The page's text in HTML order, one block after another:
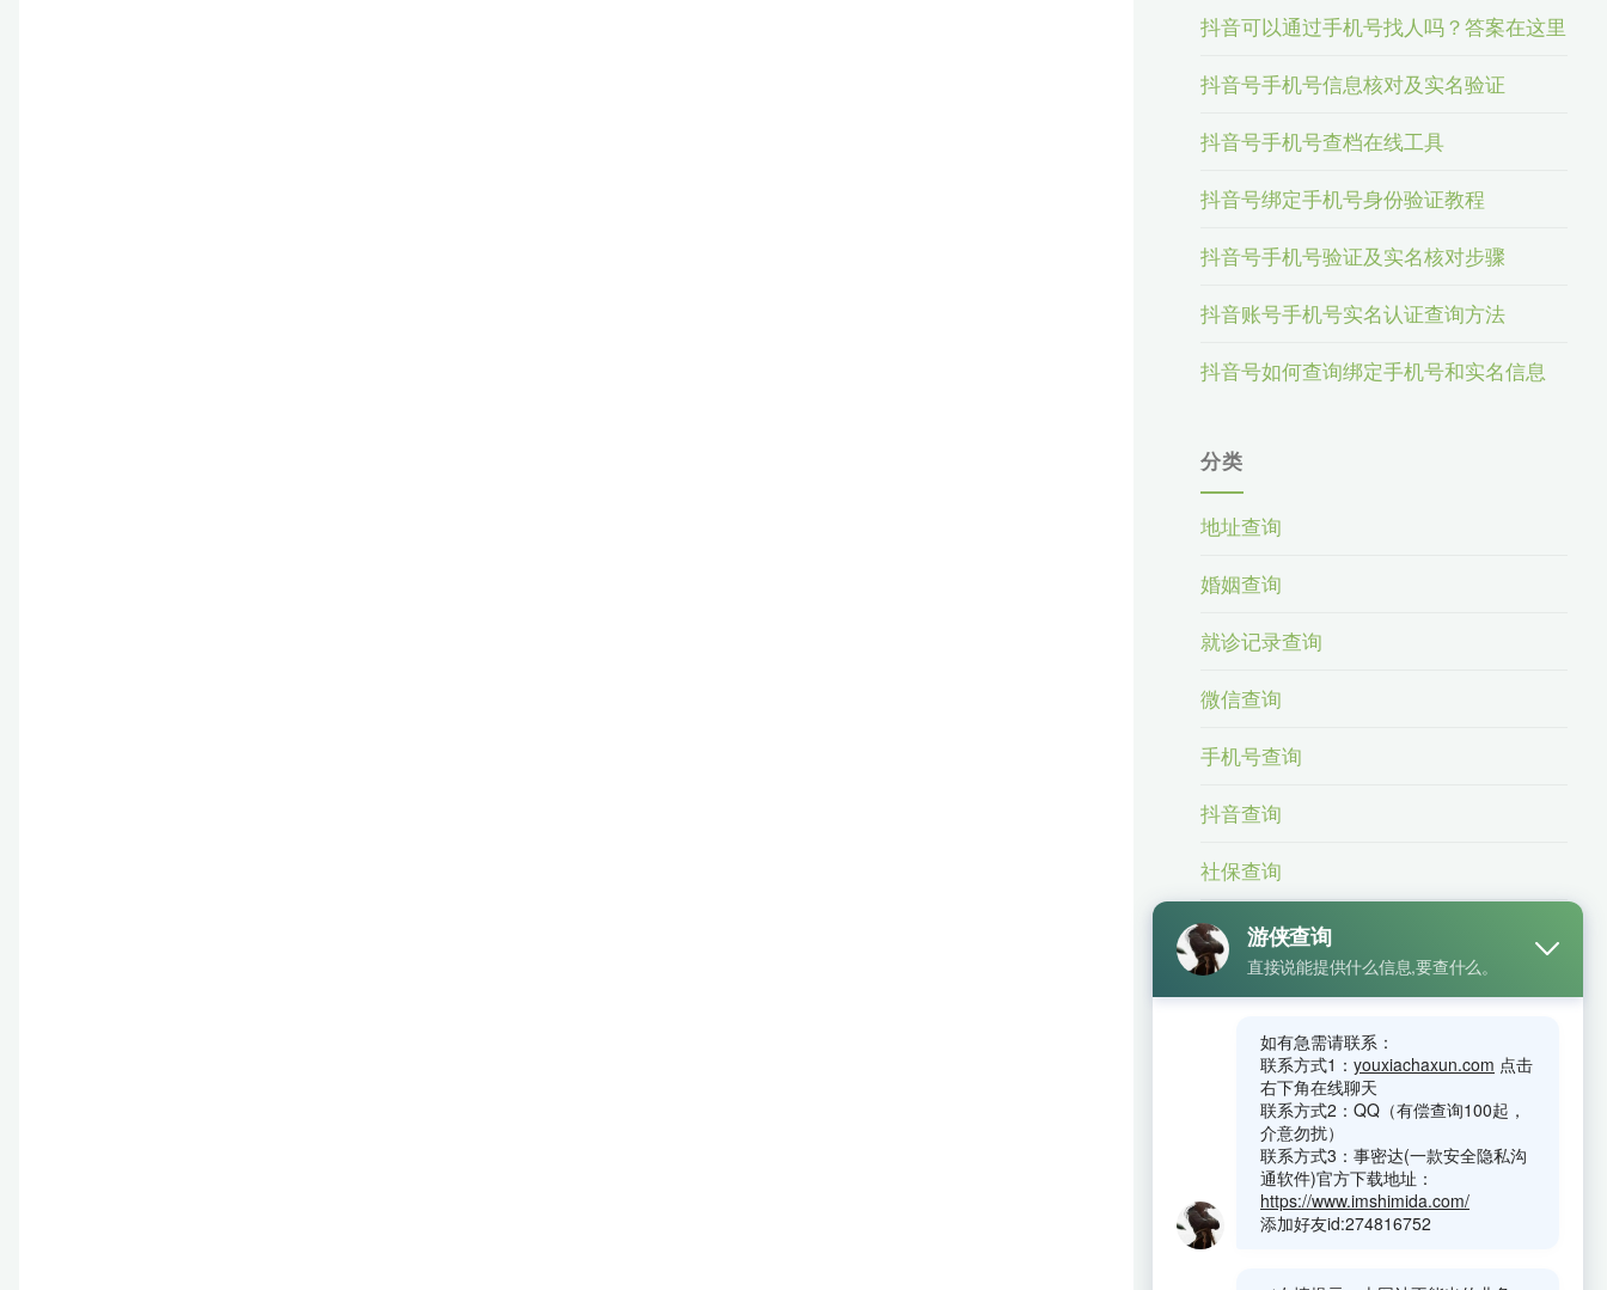
抖音可以通过手机号找人吗？答案在这里
抖音号手机号信息核对及实名验证
抖音号手机号查档在线工具
抖音号绑定手机号身份验证教程
抖音号手机号验证及实名核对步骤
抖音账号手机号实名认证查询方法
抖音号如何查询绑定手机号和实名信息
分类
地址查询
婚姻查询
就诊记录查询
微信查询
手机号查询
抖音查询
社保查询
身份信息查询
车辆查询
银行卡查询
相关业务